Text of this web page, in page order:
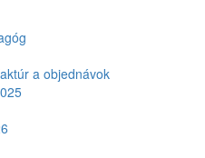
a objednávok